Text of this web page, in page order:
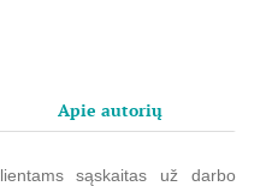
Apie autorių
sąskaitas už darbo